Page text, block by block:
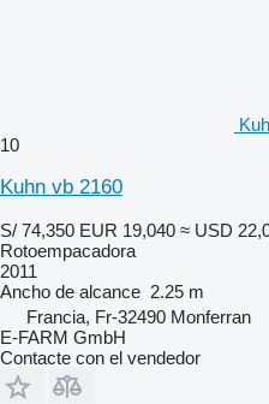
10
Kuhn vb 2160
S/ 74,350 EUR 19,040 ≈ USD
Rotoempacadora
2011
Ancho de alcance 2.25 m
Francia, Fr-32490 Monferran
E-FARM GmbH
Contacte con el vendedor